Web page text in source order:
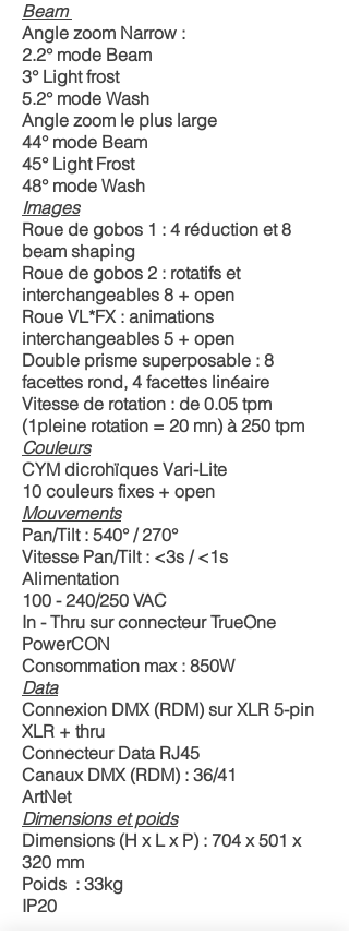
Beam
Angle zoom Narrow :
2.2° mode Beam
3° Light frost
5.2° mode Wash
Angle zoom le plus large
44° mode Beam
45° Light Frost
48° mode Wash
Images
Roue de gobos 1 : 4 réduction et 8
beam shaping
Roue de gobos 2 : rotatifs et
interchangeables 8 + open
Roue VL*FX : animations
interchangeables 5 + open
Double prisme superposable : 8
facettes rond, 4 facettes linéaire
Vitesse de rotation : de 0.05 tpm
(1pleine rotation = 20 mn) à 250 tpm
Couleurs
CYM dicrohïques Vari-Lite
10 couleurs fixes + open
Mouvements
Pan/Tilt : 540° / 270°
Vitesse Pan/Tilt : <3s / <1s
Alimentation
100 - 240/250 VAC
In - Thru sur connecteur TrueOne
PowerCON
Consommation max : 850W
Data
Connexion DMX (RDM) sur XLR 5-pin
XLR + thru
Connecteur Data RJ45
Canaux DMX (RDM) : 36/41
ArtNet
Dimensions et poids
Dimensions (H x L x P) : 704 x 501 x
320 mm
Poids : 33kg
IP20